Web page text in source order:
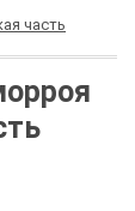
часть